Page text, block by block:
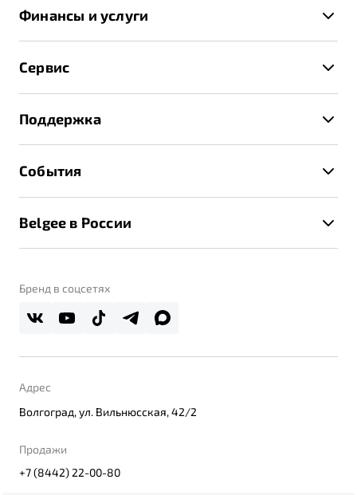
X70
Записаться на тест-драйв
Получить предложение
Финансы и услуги
Страхование
Расчет КАСКО
Сервис
Техническое обслуживание
Калькулятор ТО
Поддержка
Помощь на дорогах
Belgee Линк
События
Belgee в России
О дилерском центре
Правовая информация
Бренд в соцсетях
Адрес
Волгоград, ул. Вильнюсская, 42/2
Продажи
+7 (8442) 22-00-80